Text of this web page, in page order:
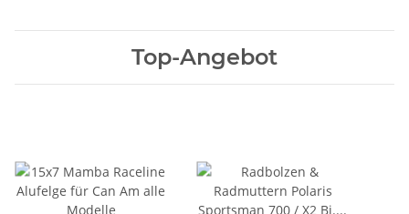
Top-Angebot